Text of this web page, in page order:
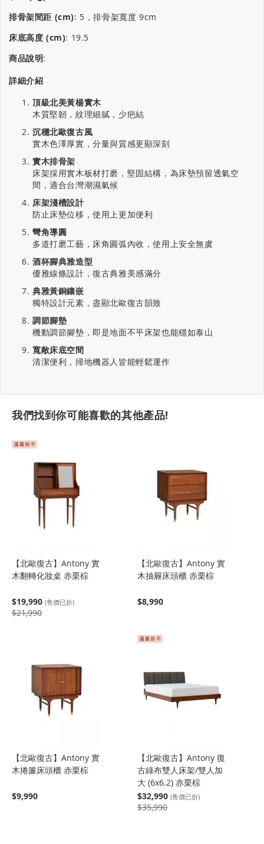
排骨架間距 (cm): 5，排骨架寬度 9cm
床底高度 (cm): 19.5
商品說明:
詳細介紹
頂級北美黃楊實木
木質堅韌，紋理細膩，少疤結
沉穩北歐復古風
實木色澤厚實，分量與質感更顯深刻
實木排骨架
床架採用實木板材打磨，堅固結構，為床墊預留透氣空
間，適合台灣潮濕氣候
床架淺槽設計
防止床墊位移，使用上更加便利
彎角導圓
多道打磨工藝，床角圓弧內收，使用上安全無虞
酒杯腳典雅造型
優雅線條設計，復古典雅美感滿分
典雅黃銅鑲嵌
獨特設計元素，盡顯北歐復古韻致
調節腳墊
機動調節腳墊，即是地面不平床架也能穩如泰山
寬敞床底空間
清潔便利，掃地機器人皆能輕鬆運作
我們找到你可能喜歡的其他產品!
【北歐復古】Antony 實
木翻轉化妝桌 赤栗棕
$19,990 (售價已折)
$21,990
【北歐復古】Antony 實
木抽屜床頭櫃 赤栗棕
$8,990
【北歐復古】Antony 實
木捲簾床頭櫃 赤栗棕
$9,990
【北歐復古】Antony 復
古綠布雙人床架/雙人加
大 (6x6.2) 赤栗棕
$32,990 (售價已折)
$35,990